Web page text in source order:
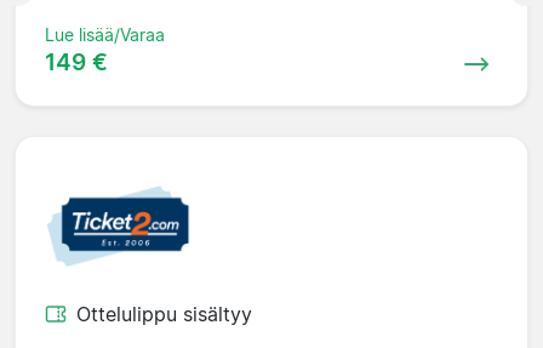
Lue lisää/Varaa
149 €
Ottelulippu sisältyy